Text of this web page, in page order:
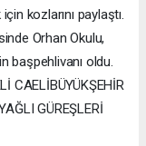
kozlarını paylaştı.
Orhan Okulu,
başpehlivanı oldu.